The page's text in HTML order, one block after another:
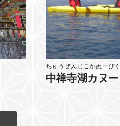
ちゅうぜんじこかぬーぴ
中禅寺湖カヌ